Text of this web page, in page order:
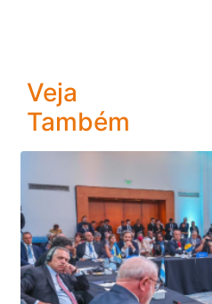
Veja
Também